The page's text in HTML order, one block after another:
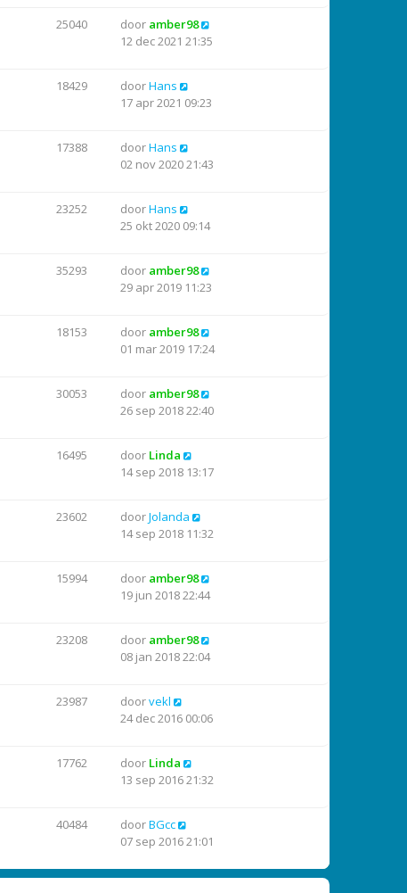
25040 door amber98
12 dec 2021 21:35
18429 doorHans
17 apr 2021 09:23
17388 doorHans
02 nov 2020 21:43
23252 doorHans
25 okt 2020 09:14
35293 door amber98
29 apr 2019 11:23
18153 door amber98
01 mar 2019 17:24
30053 door amber98
26 sep 2018 22:40
16495 door Linda
14 sep 2018 13:17
23602 doorJolanda
14 sep 2018 11:32
15994 door amber98
19 jun 2018 22:44
23208 door amber98
08 jan 2018 22:04
23987 doorvekl
24 dec 2016 00:06
17762 door Linda
13 sep 2016 21:32
40484 doorBGcc
07 sep 2016 21:01